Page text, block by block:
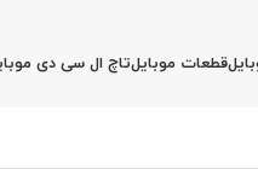
قطعات موبایلتاچ ال سی دی